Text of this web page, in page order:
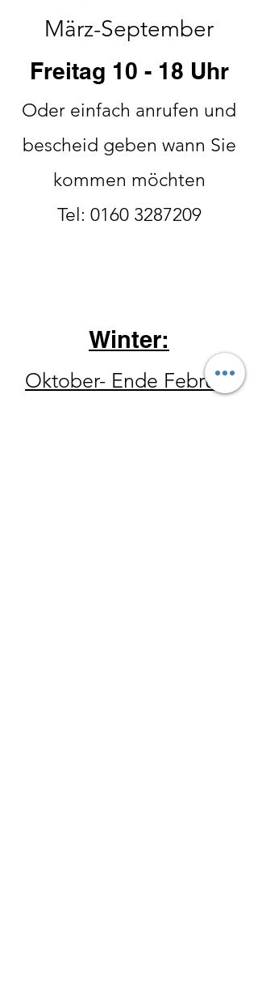
März-September
Freitag 10 - 18 Uhr
Oder einfach anrufen und
bescheid geben wann Sie
kommen möchten
Tel: 0160 3287209
Winter:
Oktober- Ende Februar